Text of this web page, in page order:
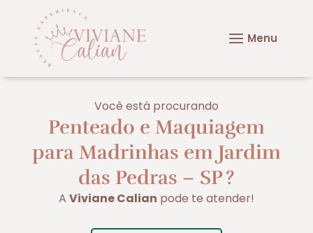
Você está procurando
Penteado e Maquiagem
para Madrinhas em Jardim
das Pedras – SP?
A Viviane Calian pode te atender!